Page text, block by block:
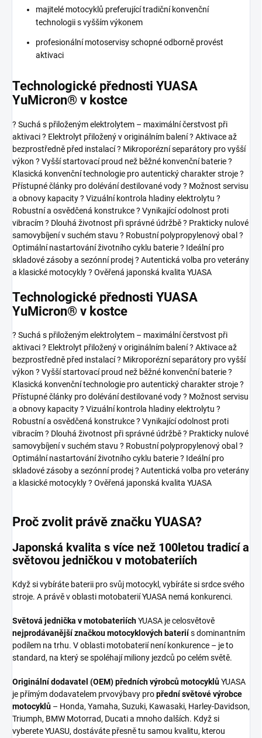
majitelé motocyklů preferující tradiční konvenční
technologii s vyšším výkonem
profesionální motoservisy schopné odborně provést
aktivaci
Technologické přednosti YUASA
YuMicron® v kostce
? Suchá s přiloženým elektrolytem – maximální čerstvost při
aktivaci ? Elektrolyt přiložený v originálním balení ? Aktivace až
bezprostředně před instalací ? Mikroporézní separátory pro vyšší
výkon ? Vyšší startovací proud než běžné konvenční baterie ?
Klasická konvenční technologie pro autentický charakter stroje ?
Přístupné články pro dolévání destilované vody ? Možnost servisu
a obnovy kapacity ? Vizuální kontrola hladiny elektrolytu ?
Robustní a osvědčená konstrukce ? Vynikající odolnost proti
vibracím ? Dlouhá životnost při správné údržbě ? Prakticky nulové
samovybíjení v suchém stavu ? Robustní polypropylenový obal ?
Optimální nastartování životního cyklu baterie ? Ideální pro
skladové zásoby a sezónní prodej ? Autentická volba pro veterány
a klasické motocykly ? Ověřená japonská kvalita YUASA
Technologické přednosti YUASA
YuMicron® v kostce
? Suchá s přiloženým elektrolytem – maximální čerstvost při
aktivaci ? Elektrolyt přiložený v originálním balení ? Aktivace až
bezprostředně před instalací ? Mikroporézní separátory pro vyšší
výkon ? Vyšší startovací proud než běžné konvenční baterie ?
Klasická konvenční technologie pro autentický charakter stroje ?
Přístupné články pro dolévání destilované vody ? Možnost servisu
a obnovy kapacity ? Vizuální kontrola hladiny elektrolytu ?
Robustní a osvědčená konstrukce ? Vynikající odolnost proti
vibracím ? Dlouhá životnost při správné údržbě ? Prakticky nulové
samovybíjení v suchém stavu ? Robustní polypropylenový obal ?
Optimální nastartování životního cyklu baterie ? Ideální pro
skladové zásoby a sezónní prodej ? Autentická volba pro veterány
a klasické motocykly ? Ověřená japonská kvalita YUASA
Proč zvolit právě značku YUASA?
Japonská kvalita s více než 100letou tradicí a
světovou jedničkou v motobateriích
Když si vybíráte baterii pro svůj motocykl, vybíráte si srdce svého
stroje. A právě v oblasti motobaterií YUASA nemá konkurenci.
Světová jednička v motobateriíchYUASA je celosvětově
nejprodávanější značkou motocyklových bateriís dominantním
podílem na trhu. V oblasti motobaterií není konkurence – je to
standard, na který se spoléhají miliony jezdců po celém světě.
Originální dodavatel (OEM) předních výrobců motocyklůYUASA
je přímým dodavatelem prvovýbavy propřední světové výrobce
motocyklů – Honda, Yamaha, Suzuki, Kawasaki, Harley-Davidson,
Triumph, BMW Motorrad, Ducati a mnoho dalších. Když si
vyberete YUASU, dostáváte přesně tu samou kvalitu, kterou